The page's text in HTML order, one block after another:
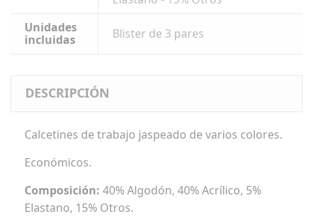
Unidades
incluidas
Blister de 3 pares
DESCRIPCIÓN
Calcetines de trabajo jaspeado de varios colores.
Económicos.
Composición: 40% Algodón, 40% Acrílico, 5%
Elastano, 15% Otros.